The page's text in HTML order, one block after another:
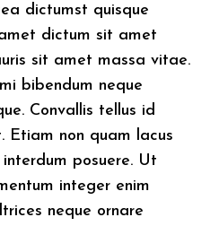
dictumst quisque
dictum sit amet
sit amet massa vitae.
bibendum neque
Convallis tellus id
Etiam non quam lacus
posuere. Ut
integer enim
neque ornare